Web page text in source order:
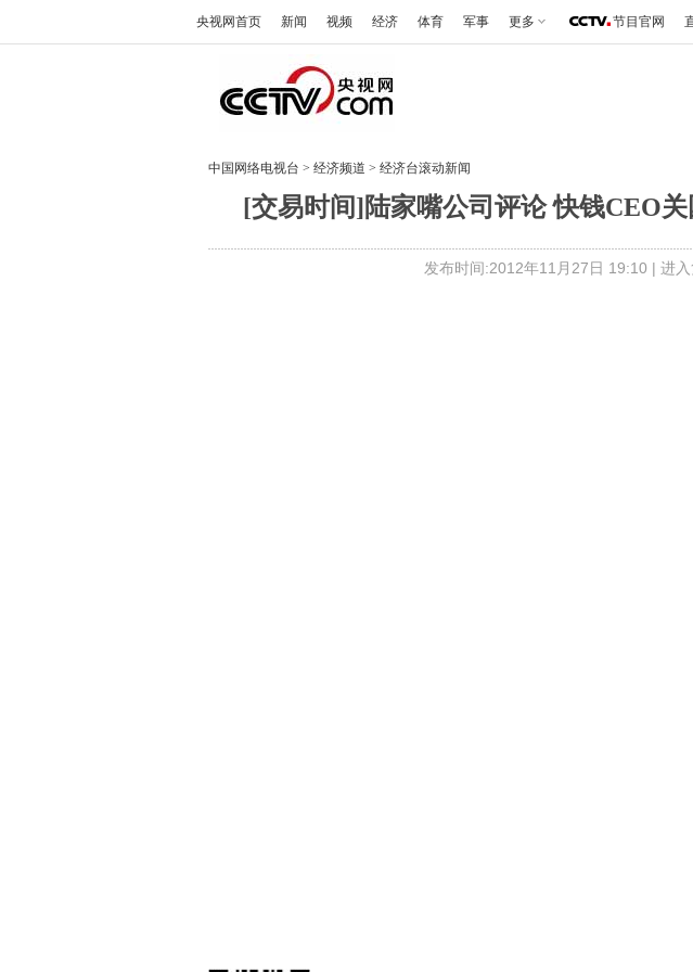
央视网首页 新闻 视频 经济 体育 军事 更多 节目官网
中国网络电视台 > 经济频道 > 经济台滚动新闻
[交易时间]陆家嘴公司评论 快钱CEO
发布时间:2012年11月27日 19:10 | 进